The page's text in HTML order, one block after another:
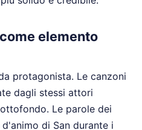
elemento
protagonista. Le canzoni
dagli stessi attori
Le parole dei
di San durante i